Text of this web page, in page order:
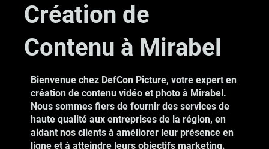
Création de
Contenu à Mirabel
Bienvenue chez DefCon Picture, votre expert en
création de contenu vidéo et photo à Mirabel.
Nous sommes fiers de fournir des services de
haute qualité aux entreprises de la région, en
aidant nos clients à améliorer leur présence en
ligne et à atteindre leurs objectifs marketing.